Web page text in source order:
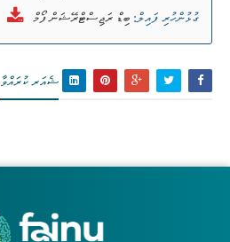
ގުޅުންހުރި ފައިލް: ބިޑް ރަޖިސްޓްރޭޝަން ފޯމް
ޝެއަރ ކުރައްވާ